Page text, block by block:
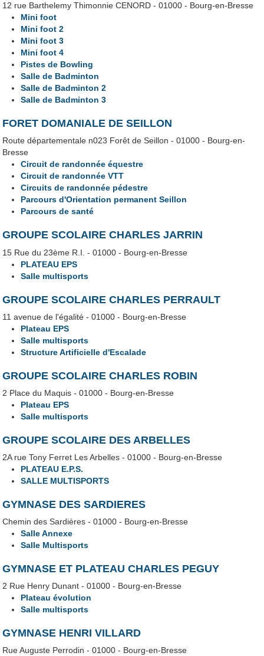
12 rue Barthelemy Thimonnie CENORD - 01000 - Bourg-en-Bresse
Mini foot
Mini foot 2
Mini foot 3
Mini foot 4
Pistes de Bowling
Salle de Badminton
Salle de Badminton 2
Salle de Badminton 3
FORET DOMANIALE DE SEILLON
Route départementale n023 Forêt de Seillon - 01000 - Bourg-en-
Bresse
Circuit de randonnée équestre
Circuit de randonnée VTT
Circuits de randonnée pédestre
Parcours d'Orientation permanent Seillon
Parcours de santé
GROUPE SCOLAIRE CHARLES JARRIN
15 Rue du 23ème R.I. - 01000 - Bourg-en-Bresse
PLATEAU EPS
Salle multisports
GROUPE SCOLAIRE CHARLES PERRAULT
11 avenue de l'égalité - 01000 - Bourg-en-Bresse
Plateau EPS
Salle multisports
Structure Artificielle d'Escalade
GROUPE SCOLAIRE CHARLES ROBIN
2 Place du Maquis - 01000 - Bourg-en-Bresse
Plateau EPS
Salle multisports
GROUPE SCOLAIRE DES ARBELLES
2A rue Tony Ferret Les Arbelles - 01000 - Bourg-en-Bresse
PLATEAU E.P.S.
SALLE MULTISPORTS
GYMNASE DES SARDIERES
Chemin des Sardières - 01000 - Bourg-en-Bresse
Salle Annexe
Salle Multisports
GYMNASE ET PLATEAU CHARLES PEGUY
2 Rue Henry Dunant - 01000 - Bourg-en-Bresse
Plateau évolution
Salle multisports
GYMNASE HENRI VILLARD
Rue Auguste Perrodin - 01000 - Bourg-en-Bresse